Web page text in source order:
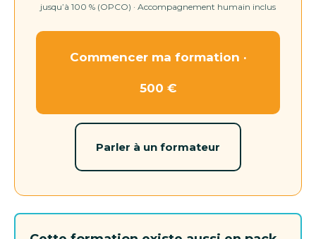
jusqu’à 100 % (OPCO) · Accompagnement humain inclus
Commencer ma formation ·
500 €
Parler à un formateur